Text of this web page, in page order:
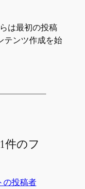
は最初の投稿
テンツ作成を始
件のフ
の投稿者